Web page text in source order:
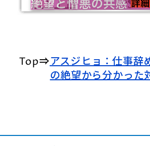
Top⇒アスジヒョ：仕事辞
の絶望から分かった